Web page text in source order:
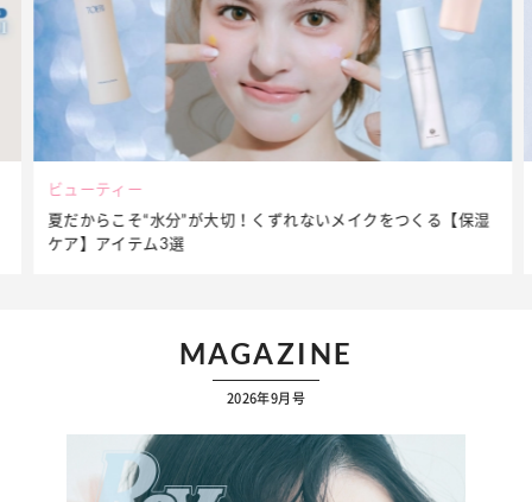
ビューティー
夏だからこそ“水分”が大切！くずれないメイクをつくる【保湿
ケア】アイテム3選
MAGAZINE
2026年9月号